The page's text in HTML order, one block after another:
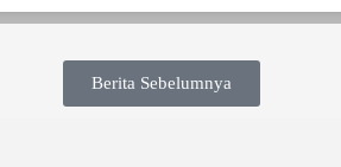
Berita Sebelumnya